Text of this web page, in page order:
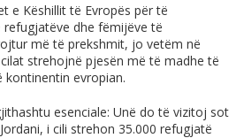
e Këshillit të Evropës për të
dhe fëmijëve të
më të prekshmit, jo vetëm në
strehojnë pjesën më të madhe të
evropian.
esenciale: Unë do të vizitoj sot
i cili strehon 35.000 refugjatë